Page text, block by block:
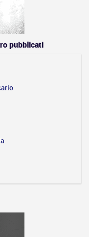
pubblicati